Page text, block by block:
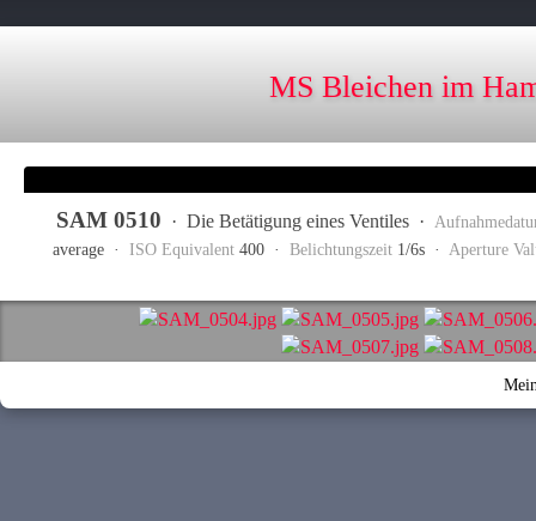
MS Bleichen im
SAM 0510 · Die Betätigung eines Ventiles·
average · ISO Equivalent 400 · Belichtungszeit 1/6s · Aperture